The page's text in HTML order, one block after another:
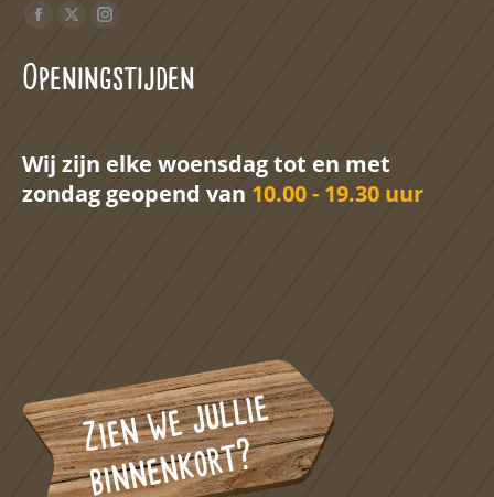
Vind ons op:
opens
window
opens
window
Instagram
opens
window
Openingstijden
Wij zijn elke woensdag tot en met
zondag geopend van 10.00 - 19.30 uur